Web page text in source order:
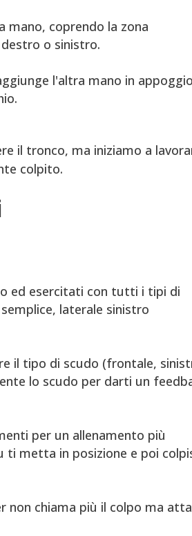
mano, coprendo la zona
o sinistro.
l'altra mano in appoggio
il tronco, ma iniziamo a
colpito.
ed esercitati con tutti i tipi di
laterale sinistro
il tipo di scudo (frontale,
lo scudo per darti un
per un allenamento più
metta in posizione e poi
non chiama più il colpo ma